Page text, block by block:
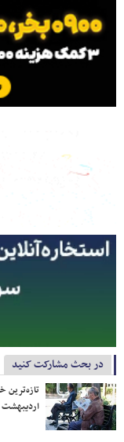
در بحث مشارکت کنید
تازه‌ترین
اردیبهشت